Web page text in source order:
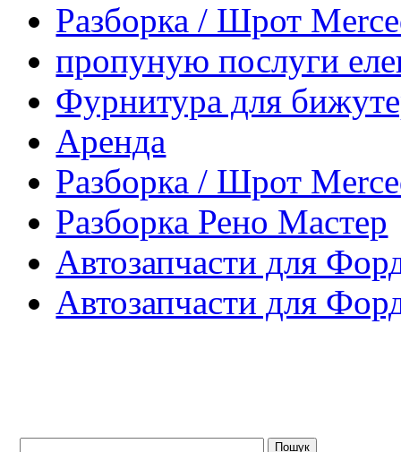
Разборка / Шрот
пропуную послуги
Фурнитура для
Аренда
Разборка / Шрот
Разборка Рено Мастер
Автозапчасти для
Автозапчасти для